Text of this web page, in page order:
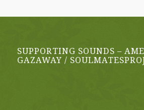
SUPPORTING SOUNDS –
GAZAWAY /